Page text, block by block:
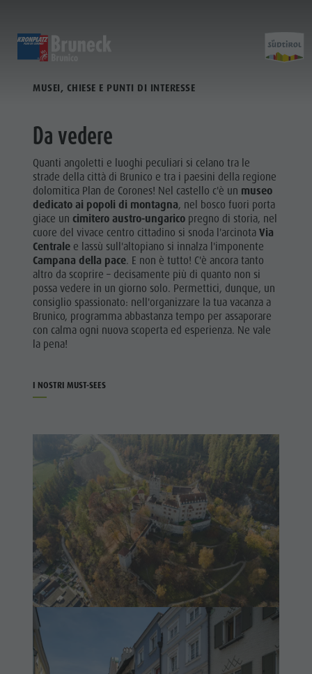
SCOPRI PIANIFICA &
MUSEI
ATTRAZIONI
TRADIZIONE E
HIGHLIGHT
EVENTS
Tutti gli
eventi
Benessere
Famiglia &
bambini
Guida A-Z
Attrazioni
Tradizione e Artigianato
Highlight Events
Tutti gli eventi
Benessere
Famiglia & bambini
Guida A-Z
Escursioni
Bike
Golf
Parapendio
Volo in mongolfiera
Rafting & Canyoning
Arrampicare
Cavalcare
Tennis
Panoramica dei tour
Offerte
Kronplatz Guest Pass
Come arrivare
Webcam
Meteo
Contatto
Newsletter
Richiesta cataloghi
Imposta di soggiorno
Raccogliere funghi
FAQ
Shopping
Gastronomia
Highlight Events
Must-sees
Ritiri
MUSEI, CHIESE E PUNTI DI INTERESSE
Da vedere
Quanti angoletti e luoghi peculiari si celano tra le
strade della città di Brunico e tra i paesini della regione
dolomitica Plan de Corones! Nel castello c'è un museo
dedicato ai popoli di montagna, nel bosco fuori porta
giace uncimitero austro-ungarico pregno di storia, nel
cuore del vivace centro cittadino si snoda l'arcinotaVia
Centrale e lassù sull'altopiano si innalza l'imponente
Campana della pace. E non è tutto! C'è ancora tanto
altro da scoprire – decisamente più di quanto non si
possa vedere in un giorno solo. Permettici, dunque, un
consiglio spassionato: nell'organizzare la tua vacanza a
Brunico, programma abbastanza tempo per assaporare
con calma ogni nuova scoperta ed esperienza. Ne vale
la pena!
I NOSTRI MUST-SEES